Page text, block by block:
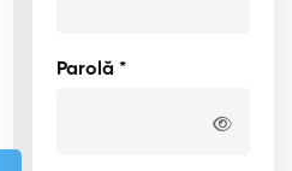
Parolă*